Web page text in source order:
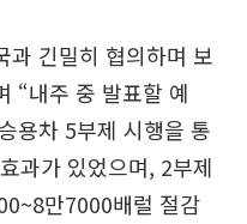
과 긴밀히 협의하며 보
“내주 중 발표할 예
용차 5부제 시행을 통
과가 있었으며, 2부제
만7000배럴 절감